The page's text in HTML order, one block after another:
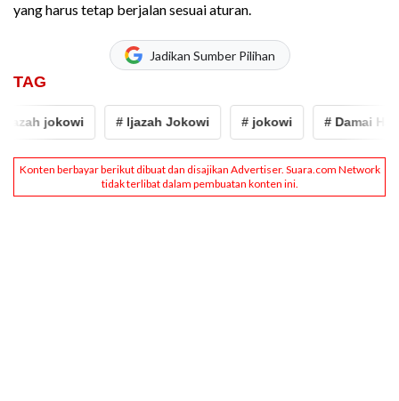
yang harus tetap berjalan sesuai aturan.
Jadikan Sumber Pilihan
TAG
jokowi # Ijazah Jokowi # jokowi # Damai Hari